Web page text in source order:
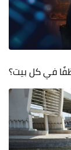
في كل بيت؟